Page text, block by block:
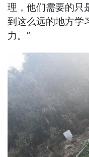
理，他们需要的只
到这么远的地方学
力。”